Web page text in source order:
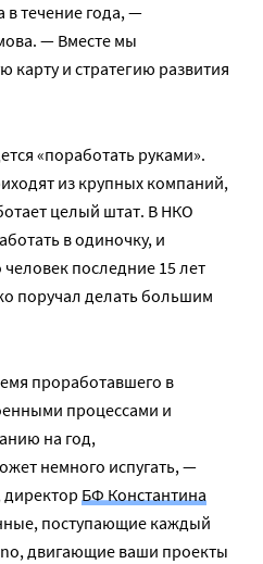
в течение года, —
— Вместе мы
и стратегию развития
«поработать руками».
из крупных компаний,
целый штат. В НКО
в одиночку, и
последние 15 лет
поручал делать большим
проработавшего в
процессами и
на год,
немного испугать, —
директор БФ Константина
поступающие каждый
двигающие ваши проекты